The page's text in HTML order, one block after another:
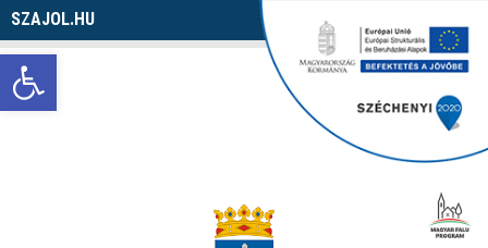
Eszköztár megnyitása
SZAJOL.HU